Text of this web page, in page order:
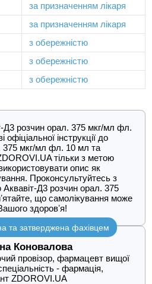
за призначенням лікаря
за призначенням лікаря
з обережністю
з обережністю
з обережністю
Д3 розчин орал. 375 мкг/мл фл.
інструкції до
375 мкг/мл фл. 10 мл та
тільки з метою
опис як
Проконсультуйтесь з
Д3 розчин орал. 375
що самолікування може
здоровʼя!
та затверджена фахівцем
Коновалова
провізор, фармацевт вищої
- фармація,
ZDOROVI.UA